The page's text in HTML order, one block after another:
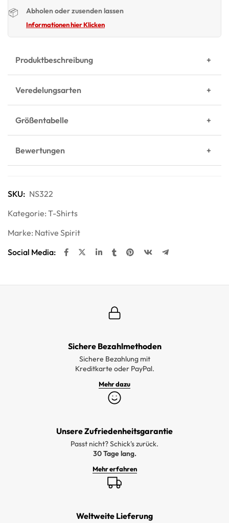
📦 Abholen oder zusenden lassen
Informationen hier Klicken
Produktbeschreibung
Veredelungsarten
Größentabelle
Bewertungen
SKU: NS322
Kategorie: T-Shirts
Marke: Native Spirit
Social Media:
Sichere Bezahlmethoden
Sichere Bezahlung mit
Kreditkarte oder PayPal.
Mehr dazu
Unsere Zufriedenheitsgarantie
Passt nicht? Schick's zurück.
30 Tage lang.
Mehr erfahren
Weltweite Lieferung